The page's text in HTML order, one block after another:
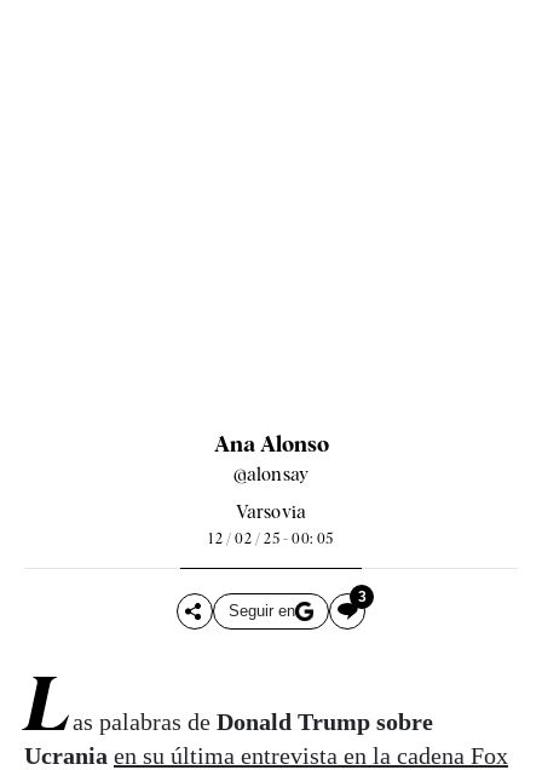
Ana Alonso
@alonsay
Varsovia
12 / 02 / 25 - 00: 05
Seguir en
3
Las palabras de Donald Trump sobre
Ucrania en su última entrevista en la cadena Fox